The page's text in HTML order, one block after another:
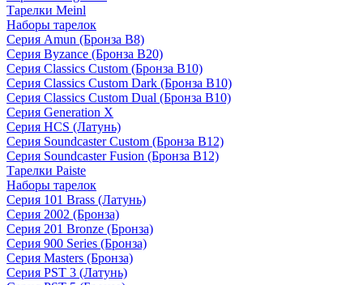
Тарелки Meinl
Наборы тарелок
Серия Amun (Бронза B8)
Серия Byzance (Бронза B20)
Серия Classics Custom (Бронза B10)
Серия Classics Custom Dark (Бронза B10)
Серия Classics Custom Dual (Бронза B10)
Серия Generation X
Серия HCS (Латунь)
Серия Soundcaster Custom (Бронза B12)
Серия Soundcaster Fusion (Бронза B12)
Тарелки Paiste
Наборы тарелок
Серия 101 Brass (Латунь)
Серия 2002 (Бронза)
Серия 201 Bronze (Бронза)
Серия 900 Series (Бронза)
Серия Masters (Бронза)
Серия PST 3 (Латунь)